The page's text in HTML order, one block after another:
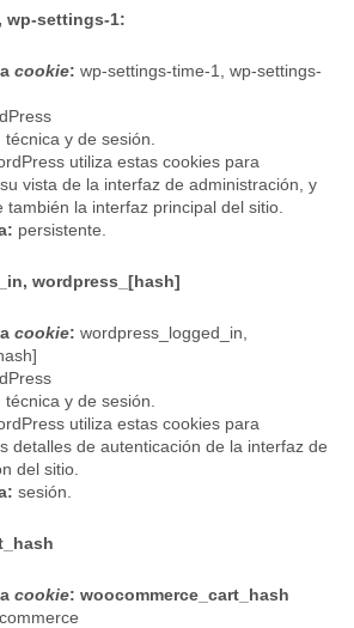
wp-settings-1:
cookie: wp-settings-time-1, wp-settings-
técnica y de sesión.
utiliza estas cookies para
vista de la interfaz de administración, y
también la interfaz principal del sitio.
persistente.
wordpress_[hash]
cookie: wordpress_logged_in,
técnica y de sesión.
utiliza estas cookies para
detalles de autenticación de la interfaz de
del sitio.
sesión.
cookie: woocommerce_cart_hash